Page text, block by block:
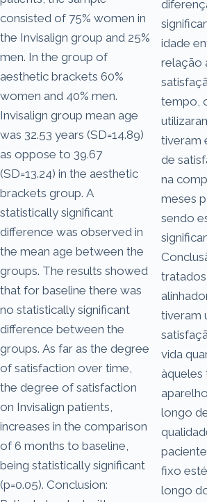
consisted of 75% women in
the Invisalign group and 25%
men. In the group of
aesthetic brackets 60%
women and 40% men.
Invisalign group mean age
was 32.53 years (SD=14.89)
as oppose to 39.67
(SD=13.24) in the aesthetic
brackets group. A
statistically significant
difference was observed in
the mean age between the
groups. The results showed
that for baseline there was
no statistically significant
difference between the
groups. As far as the degree
of satisfaction over time,
the degree of satisfaction
on Invisalign patients,
increases in the comparison
of 6 months to baseline,
being statistically significant
(p=0.05). Conclusion:
idade
relação
tempo,
tiveram
de
na
meses
sendo
tiveram
vida
àqueles
longo
fixo
longo